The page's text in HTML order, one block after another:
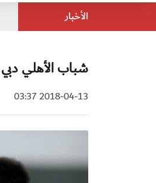
الأخبار
شباب الأهلي
2018-04-13 03:37